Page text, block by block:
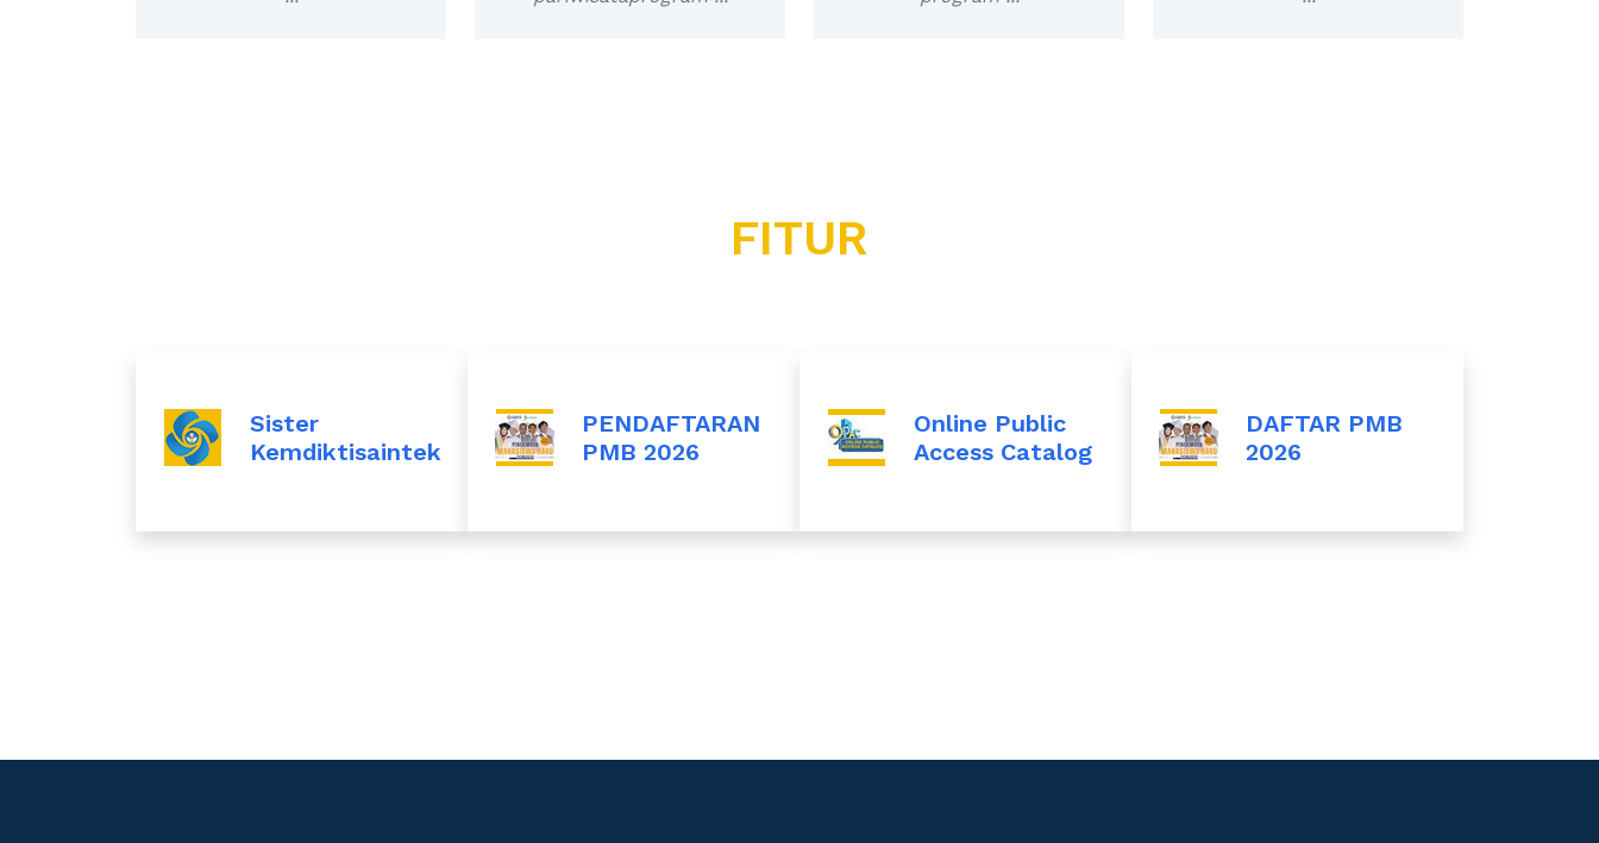
FITUR
Sister
Kemdiktisaintek
PENDAFTARAN
PMB 2026
Online Public
Access Catalog
DAFTAR PMB
2026